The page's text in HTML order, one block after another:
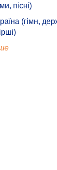
пісні)
(гімн,